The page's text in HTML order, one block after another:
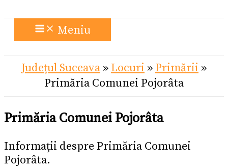
Meniu
Județul Suceava » Locuri » Primării »
Primăria Comunei Pojorâta
Primăria Comunei Pojorâta
Informații despre Primăria Comunei
Pojorâta.